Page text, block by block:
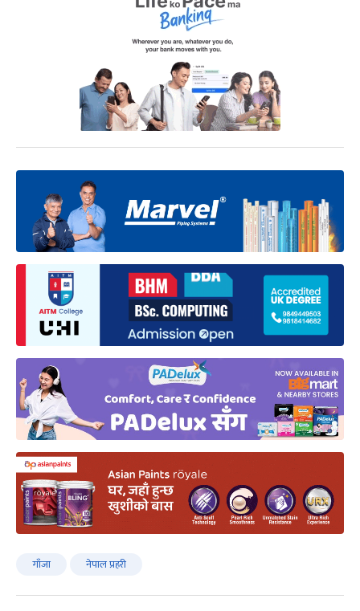
गाँजा नेपाल प्रहरी